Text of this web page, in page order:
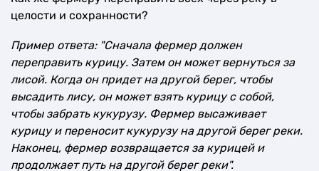
целости и сохранности?
Пример ответа: "Сначала фермер должен
переправить курицу. Затем он может вернуться за
лисой. Когда он придет на другой берег, чтобы
высадить лису, он может взять курицу с собой,
чтобы забрать кукурузу. Фермер высаживает
курицу и переносит кукурузу на другой берег реки.
Наконец, фермер возвращается за курицей и
продолжает путь на другой берег реки".